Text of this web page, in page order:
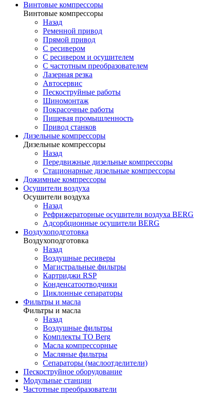
Винтовые компрессоры
Винтовые компрессоры
Назад
Ременной привод
Прямой привод
С ресивером
С ресивером и осушителем
С частотным преобразователем
Лазерная резка
Автосервис
Пескоструйные работы
Шиномонтаж
Покрасочные работы
Пищевая промышленность
Привод станков
Дизельные компрессоры
Дизельные компрессоры
Назад
Передвижные дизельные компрессоры
Стационарные дизельные компрессоры
Дожимные компрессоры
Осушители воздуха
Осушители воздуха
Назад
Рефрижераторные осушители воздуха BERG
Адсорбционные осушители BERG
Воздухоподготовка
Воздухоподготовка
Назад
Воздушные ресиверы
Магистральные фильтры
Картриджи RSP
Конденсатоотводчики
Циклонные сепараторы
Фильтры и масла
Фильтры и масла
Назад
Воздушные фильтры
Комплекты ТО Berg
Масла компрессорные
Масляные фильтры
Сепараторы (маслоотделители)
Пескоструйное оборудование
Модульные станции
Частотные преобразователи